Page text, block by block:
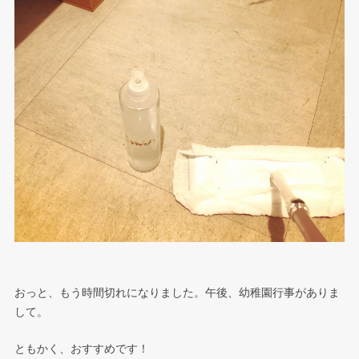
おっと、もう時間切れになりました。午後、幼稚園行事がありま
して。
ともかく、おすすめです！